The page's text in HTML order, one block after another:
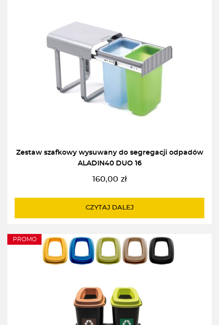
Zestaw szafkowy wysuwany do segregacji odpadów
ALADIN40 DUO 16
160,00 zł
CZYTAJ DALEJ
PROMO